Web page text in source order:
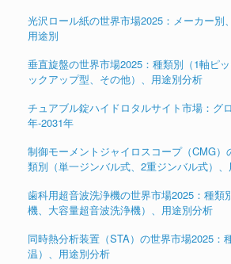
光沢ロール紙の世界市場2025：メーカー別
用途別
垂直旋盤の世界市場2025：種類別（1軸ピ
ックアップ型、その他）、用途別分析
チュアブル錠ハイドロタルサイト市場：グ
年-2031年
制御モーメントジャイロスコープ（CMG）
類別（単一ジンバル式、2重ジンバル式）
歯科用超音波洗浄機の世界市場2025：種類
機、大容量超音波洗浄機）、用途別分析
同時熱分析装置（STA）の世界市場2025：
温）、用途別分析